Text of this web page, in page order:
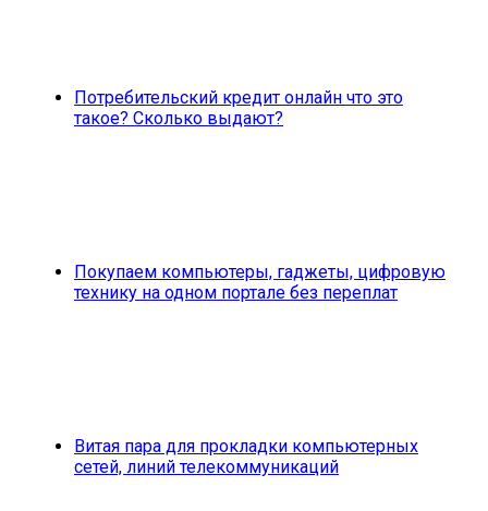
Потребительский кредит онлайн что это
такое? Сколько выдают?
Покупаем компьютеры, гаджеты, цифровую
технику на одном портале без переплат
Витая пара для прокладки компьютерных
сетей, линий телекоммуникаций